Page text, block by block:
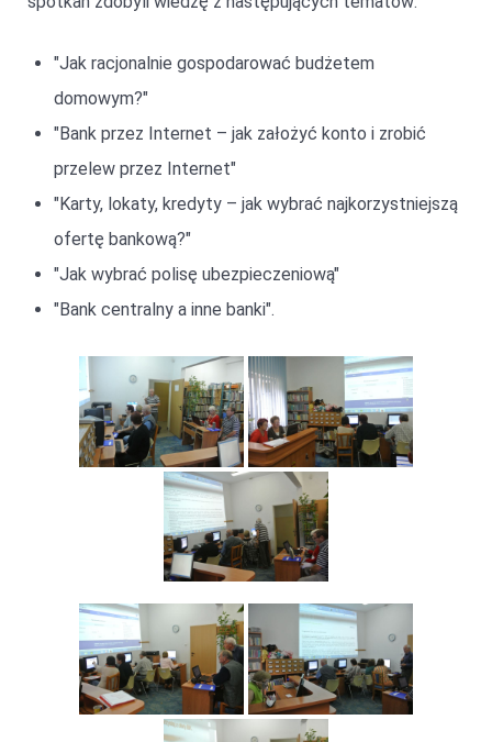
"Jak racjonalnie gospodarować budżetem
domowym?"
"Bank przez Internet – jak założyć konto i zrobić
przelew przez Internet"
"Karty, lokaty, kredyty – jak wybrać najkorzystniejszą
ofertę bankową?"
"Jak wybrać polisę ubezpieczeniową"
"Bank centralny a inne banki".